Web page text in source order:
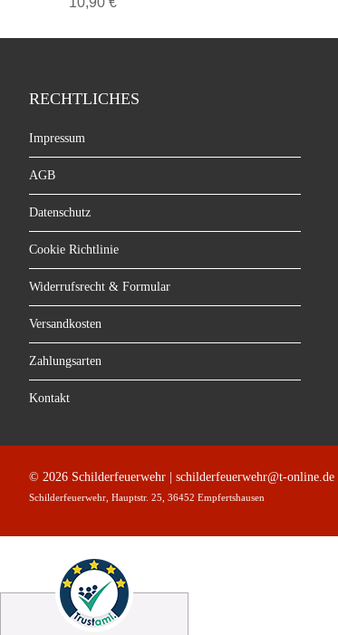
© 2026 Schilderfeuerwehr | schilderfeuerwehr@t-online.de
Schilderfeuerwehr, Hauptstr. 25, 36452 Empfertshausen
RECHTLICHES
Impressum
AGB
Datenschutz
Cookie Richtlinie
Widerrufsrecht & Formular
Versandkosten
Zahlungsarten
Kontakt